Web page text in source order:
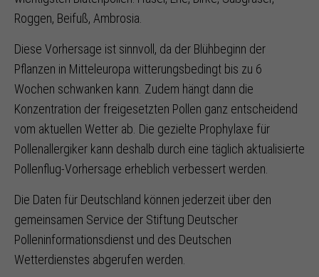
Roggen, Beifuß, Ambrosia.
Diese Vorhersage ist sinnvoll, da der Blühbeginn der
Pflanzen in Mitteleuropa witterungsbedingt bis zu 6
Wochen schwanken kann. Zudem hängt dann die
Konzentration der freigesetzten Pollen ganz entscheidend
vom aktuellen Wetter ab. Die gezielte Prophylaxe für
Pollenallergiker kann deshalb durch eine täglich aktualisierte
Pollenflug-Vorhersage erheblich verbessert werden.
Die Daten für Deutschland können jederzeit über den
gemeinsamen Service der Stiftung Deutscher
Polleninformationsdienst und des Deutschen
Wetterdienstes abgerufen werden.